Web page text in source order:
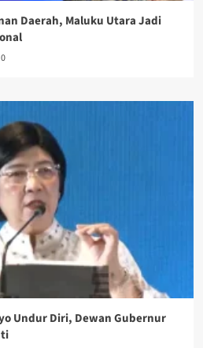
Daerah, Maluku Utara Jadi
0
Undur Diri, Dewan Gubernur